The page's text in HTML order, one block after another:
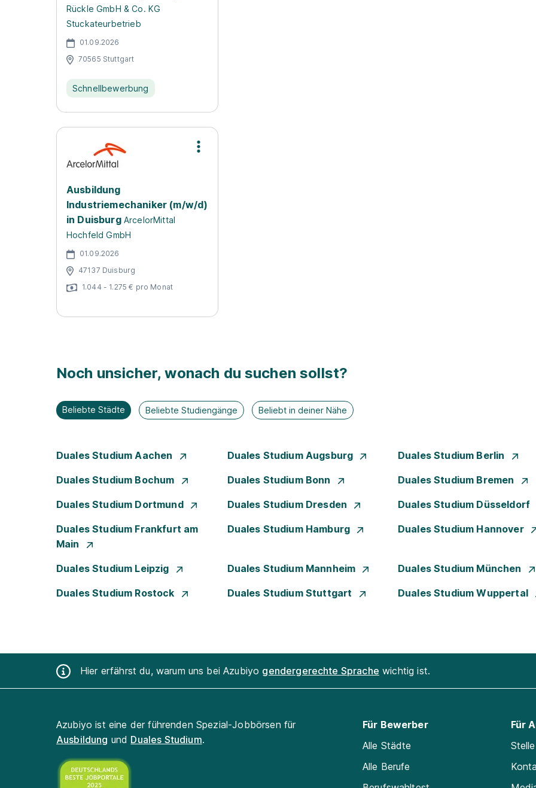
Rückle GmbH & Co. KG
Stuckateurbetrieb
01.09.2026
70565 Stuttgart
Schnellbewerbung
Ausbildung
Industriemechaniker (m/w/d)
in Duisburg ArcelorMittal
Hochfeld GmbH
01.09.2026
47137 Duisburg
1.044 - 1.275 € pro Monat
Noch unsicher, wonach du suchen sollst?
Beliebte Städte Beliebte Studiengänge Beliebt in deiner Nähe
Duales Studium Aachen Duales Studium Augsburg Duales Studium Berlin
Duales Studium Bochum Duales Studium Bonn Duales Studium Bremen
Duales Studium Dortmund Duales Studium Dresden Duales Studium Düsseldorf
Duales Studium Frankfurt am
Main
Duales Studium Hamburg Duales Studium Hannover
Duales Studium Leipzig Duales Studium Mannheim Duales Studium München
Duales Studium Rostock Duales Studium Stuttgart Duales Studium Wuppertal
Hier erfährst du, warum uns bei Azubiyo gendergerechte Sprache wichtig ist.
Azubiyo ist eine der führenden Spezial-Jobbörsen für
Ausbildung und Duales Studium.
Für Bewerber
Alle Städte
Alle Berufe
Für